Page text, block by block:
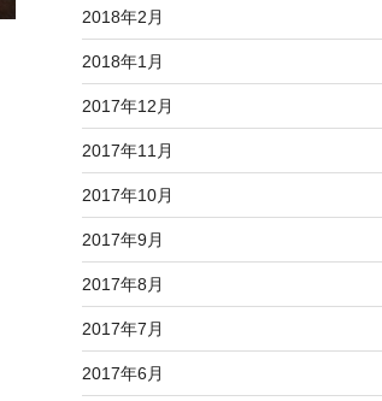
2018年2月
2018年1月
2017年12月
2017年11月
2017年10月
2017年9月
2017年8月
2017年7月
2017年6月